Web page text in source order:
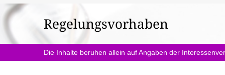
befinden
sich
hier:
Regelungsvorhaben
Die Inhalte beruhen allein auf Angaben der